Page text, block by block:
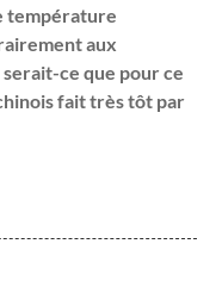
température
aux
ce que pour ce
fait très tôt par